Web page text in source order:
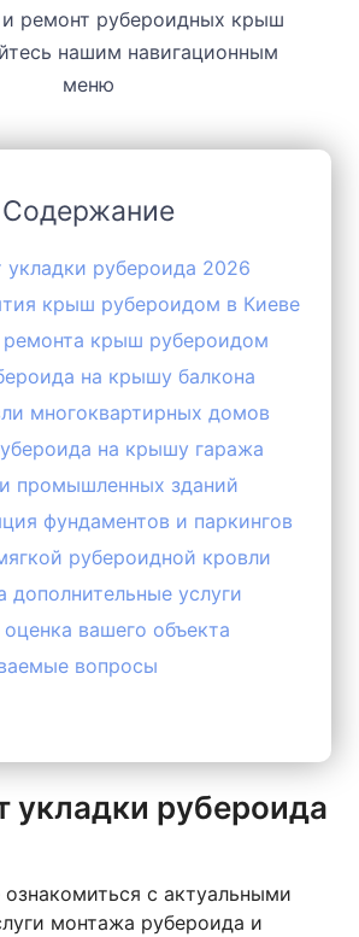
Содержание
укладки рубероида 2026
крыш рубероидом в Киеве
крыш рубероидом
на крышу балкона
многоквартирных домов
на крышу гаража
промышленных зданий
фундаментов и паркингов
рубероидной кровли
дополнительные услуги
оценка вашего объекта
вопросы
ремонт рубероидных крыш
нашим навигационным
меню
укладки рубероида
с актуальными
монтажа рубероида и